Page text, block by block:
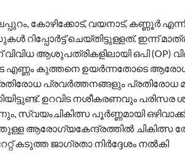
കോഴിക്കോട്, വയനാട്, കണ്ണൂർ
റിപ്പോർട്ട് ചെയ്തിട്ടുള്ളത്. ഇന്ന്
വിവിധ ആശുപത്രികളിലായി ഒപി (OP)
എണ്ണം കുത്തനെ ഉയർന്നതോടെ
പ്രവർത്തനങ്ങളും പ്രതിരോധ
ഉറവിട നശീകരണവും
സ്വയംചികിത്സ പൂർണ്ണമായി
ആരോഗ്യകേന്ദ്രത്തിൽ ചികിത്സ
കടുത്ത ജാഗ്രതാ നിർദ്ദേശം നൽകി